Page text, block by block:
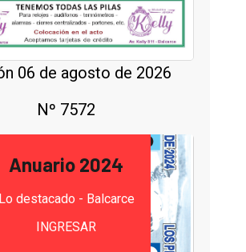
06 de agosto de 2026
Nº 7572
Anuario 2024
Lo destacado - Balcarce
INGRESAR